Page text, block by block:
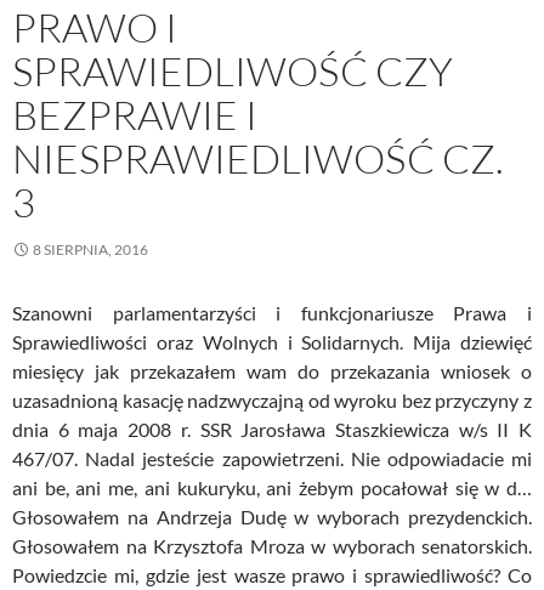
PRAWO I
SPRAWIEDLIWOŚĆ CZY
BEZPRAWIE I
NIESPRAWIEDLIWOŚĆ CZ.
3
8 SIERPNIA, 2016
Szanowni parlamentarzyści i funkcjonariusze Prawa i
Sprawiedliwości oraz Wolnych i Solidarnych. Mija dziewięć
miesięcy jak przekazałem wam do przekazania wniosek o
uzasadnioną kasację nadzwyczajną od wyroku bez przyczyny z
dnia 6 maja 2008 r. SSR Jarosława Staszkiewicza w/s II K
467/07. Nadal jesteście zapowietrzeni. Nie odpowiadacie mi
ani be, ani me, ani kukuryku, ani żebym pocałował się w d…
Głosowałem na Andrzeja Dudę w wyborach prezydenckich.
Głosowałem na Krzysztofa Mroza w wyborach senatorskich.
Powiedzcie mi, gdzie jest wasze prawo i sprawiedliwość? Co